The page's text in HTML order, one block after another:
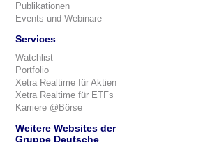
Publikationen
Events und Webinare
Services
Watchlist
Portfolio
Xetra Realtime für Aktien
Xetra Realtime für ETFs
Karriere @Börse
Weitere Websites der
Gruppe Deutsche